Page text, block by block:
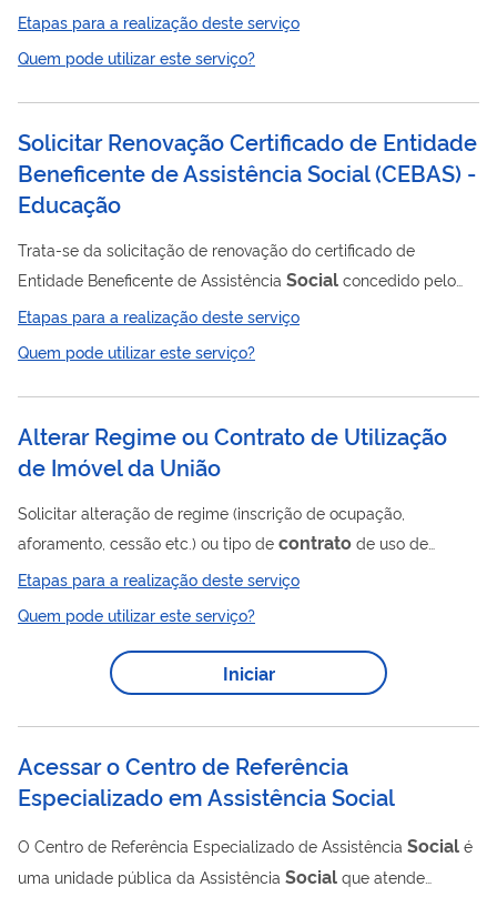
dos Ministérios da Saúde (MS), Ministério da Educação (MEC), e
Ministério da Cidadania (MC), podendo ser concedido às
pessoas jurídicas de direito privado, sem fins lucrativos,
assistência social, saúde ou educação.
Etapas para a realização deste serviço
Quem pode utilizar este serviço?
Solicitar Renovação Certificado de Entidade
Beneficente de Assistência Social (CEBAS) -
Educação
Trata-se da solicitação de renovação do certificado de
Entidade Beneficente de Assistência Social concedido pelo
Ministério da Educação para entidades sem fins lucrativos que
possuem atuação preponderante na área de educação,
conforme definido pela Lei 12.101/2009.
Etapas para a realização deste serviço
Quem pode utilizar este serviço?
Alterar Regime ou Contrato de Utilização
de Imóvel da União
Solicitar alteração de regime (inscrição de ocupação,
aforamento, cessão etc.) ou tipo de contrato de uso de
imóvel da União administrado pela Secretaria do Patrimônio da
União - SPU.
Etapas para a realização deste serviço
Quem pode utilizar este serviço?
Iniciar
Acessar o Centro de Referência
Especializado em Assistência Social
O Centro de Referência Especializado de Assistência Social é
uma unidade pública da Assistência Social que atende